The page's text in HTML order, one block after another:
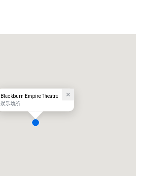
Blackburn Empire Theatre
娱乐场所